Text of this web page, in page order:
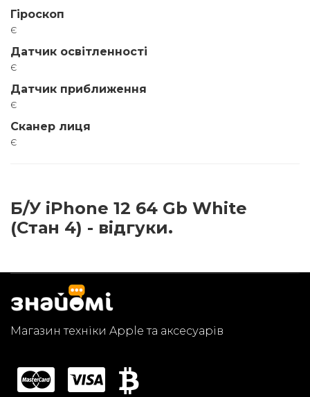
Гіроскоп
є
Датчик освітленності
є
Датчик приближення
є
Сканер лиця
є
Б/У iPhone 12 64 Gb White
(Стан 4) - відгуки.
Магазин техніки Apple та аксесуарів